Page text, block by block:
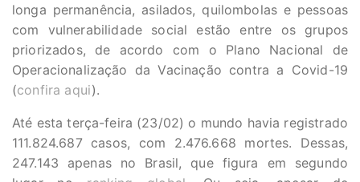
longa permanência, asilados, quilombolas e pessoas
com vulnerabilidade social estão entre os grupos
priorizados, de acordo com o Plano Nacional de
Operacionalização da Vacinação contra a Covid-19
(confira aqui).
Até esta terça-feira (23/02) o mundo havia registrado
111.824.687 casos, com 2.476.668 mortes. Dessas,
247.143 apenas no Brasil, que figura em segundo